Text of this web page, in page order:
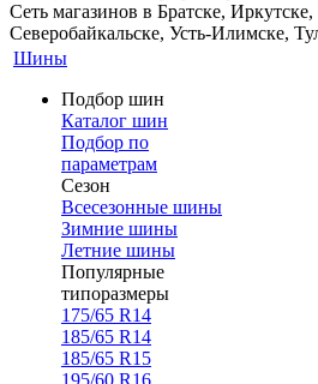
Сеть магазинов в Братске, Иркутске,
Северобайкальске, Усть-Илимске,
Шины
Подбор шин
Каталог шин
Подбор по
параметрам
Сезон
Всесезонные шины
Зимние шины
Летние шины
Популярные
типоразмеры
175/65 R14
185/65 R14
185/65 R15
195/60 R16